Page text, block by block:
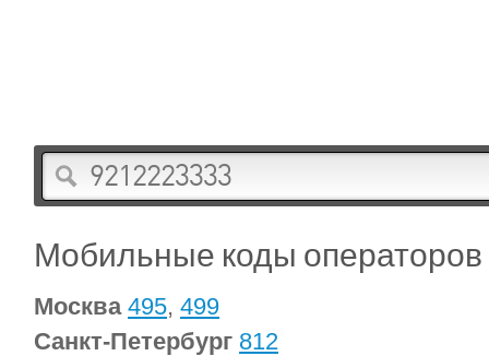
Мобильные коды операторов
Москва 495, 499
Санкт-Петербург 812